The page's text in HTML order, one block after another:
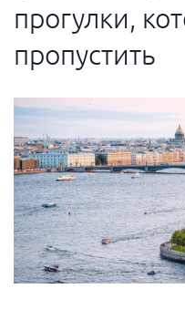
прогулки,
пропустить